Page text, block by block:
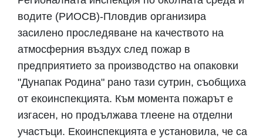
водите (РИОСВ)-Пловдив организира
засилено проследяване на качеството на
атмосферния въздух след пожар в
предприятието за производство на опаковки
"Дунапак Родина" рано тази сутрин, съобщиха
от екоинспекцията. Към момента пожарът е
изгасен, но продължава тлеене на отделни
участъци. Екоинспекцията е установила, че са